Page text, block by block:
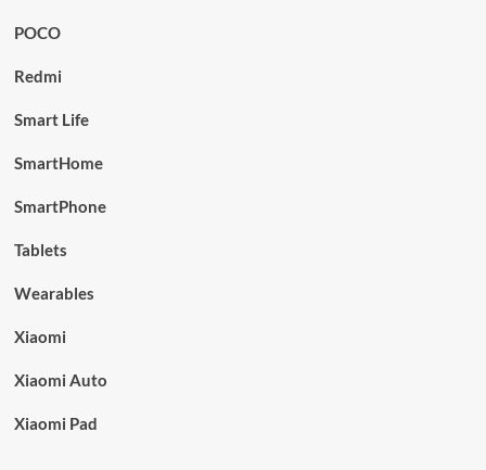
POCO
Redmi
Smart Life
SmartHome
SmartPhone
Tablets
Wearables
Xiaomi
Xiaomi Auto
Xiaomi Pad